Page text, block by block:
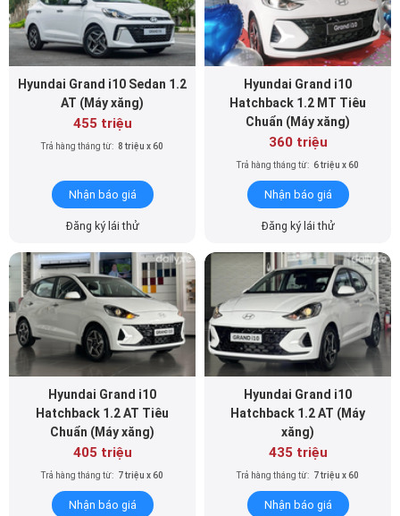
Hyundai Grand i10 Sedan 1.2
AT (Máy xăng)
455 triệu
Trả hàng tháng từ: 8 triệu x 60
Nhận báo giá
Hyundai Grand i10
Hatchback 1.2 MT Tiêu
Chuẩn (Máy xăng)
360 triệu
Trả hàng tháng từ: 6 triệu x 60
Hyundai Grand i10
Hatchback 1.2 AT Tiêu
Chuẩn (Máy xăng)
405 triệu
Trả hàng tháng từ: 7 triệu x 60
Hyundai Grand i10
Hatchback 1.2 AT (Máy
xăng)
435 triệu
Trả hàng tháng từ: